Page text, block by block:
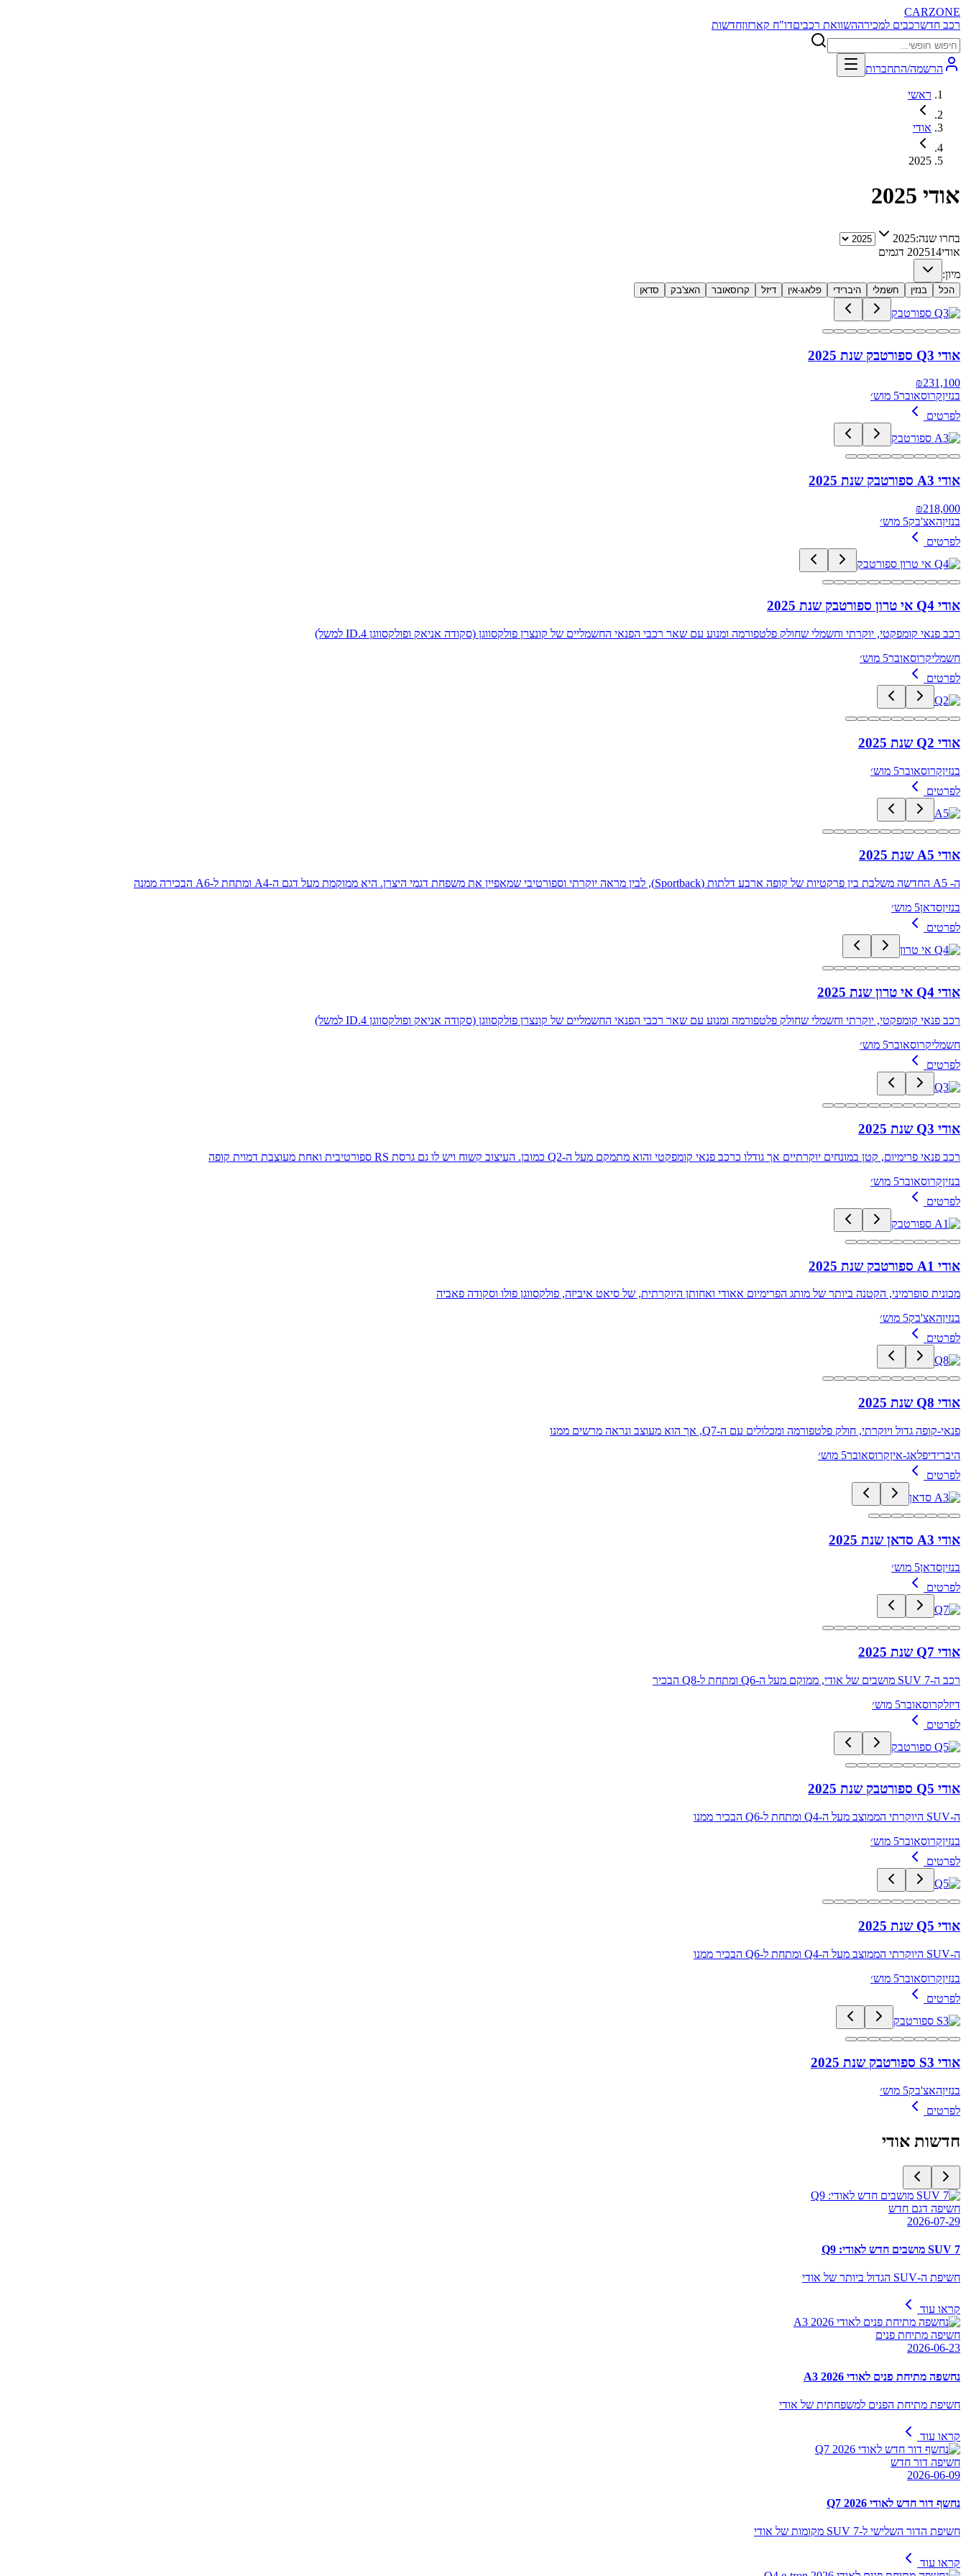
CARZONE
רכב חדשרכבים למכירההשוואת רכביםדו"ח קארזוןחדשות
הרשמה/התחברות
ראשי
אודי
2025
אודי 2025
בחרו שנה:2025
אודי
202514
דגמים
מיון:
הכל בנזין חשמלי היברידי פלאג-אין דיזל קרוסאובר האצ'בק סדאן
אודי Q3 ספורטבק שנת 2025
₪231,100
בנזיןקרוסאובר5 מוש׳
לפרטים
אודי A3 ספורטבק שנת 2025
₪218,000
בנזיןהאצ'בק5 מוש׳
לפרטים
אודי Q4 אי טרון ספורטבק שנת 2025
רכב פנאי קומפקטי, יוקרתי וחשמלי שחולק פלטפורמה ומנוע עם שאר רכבי הפנאי החשמליים של קונצרן פולקסווגן (סקודה אניאק ופולקסווגן ID.4 למשל)
חשמליקרוסאובר5 מוש׳
לפרטים
אודי Q2 שנת 2025
בנזיןקרוסאובר5 מוש׳
לפרטים
אודי A5 שנת 2025
ה- A5 החדשה משלבת בין פרקטיות של קופה ארבע דלתות (Sportback), לבין מראה יוקרתי וספורטיבי שמאפיין את משפחת דגמי היצרן. היא ממוקמת מעל דגם ה-A4 ומתחת ל-A6 הבכירה ממנה
בנזיןסדאן5 מוש׳
לפרטים
אודי Q4 אי טרון שנת 2025
רכב פנאי קומפקטי, יוקרתי וחשמלי שחולק פלטפורמה ומנוע עם שאר רכבי הפנאי החשמליים של קונצרן פולקסווגן (סקודה אניאק ופולקסווגן ID.4 למשל)
חשמליקרוסאובר5 מוש׳
לפרטים
אודי Q3 שנת 2025
רכב פנאי פרימיום, קטן במונחים יוקרתיים אך גודלו כרכב פנאי קומפקטי והוא מתמקם מעל ה-Q2 כמובן. העיצוב קשוח ויש לו גם גרסת RS ספורטיבית ואחת מעוצבת דמוית קופה
בנזיןקרוסאובר5 מוש׳
לפרטים
אודי A1 ספורטבק שנת 2025
מכונית סופרמיני, הקטנה ביותר של מותג הפרימיום אאודי ואחותן היוקרתית, של סיאט איביזה, פולקסווגן פולו וסקודה פאביה
בנזיןהאצ'בק5 מוש׳
לפרטים
אודי Q8 שנת 2025
פנאי-קופה גדול ויוקרתי, חולק פלטפורמה ומכלולים עם ה-Q7, אך הוא מעוצב ונראה מרשים ממנו
היברידיפלאג-איןקרוסאובר5 מוש׳
לפרטים
אודי A3 סדאן שנת 2025
בנזיןסדאן5 מוש׳
לפרטים
אודי Q7 שנת 2025
רכב ה-SUV 7 מושבים של אודי, ממוקם מעל ה-Q6 ומתחת ל-Q8 הבכיר
דיזלקרוסאובר5 מוש׳
לפרטים
אודי Q5 ספורטבק שנת 2025
ה-SUV היוקרתי הממוצב מעל ה-Q4 ומתחת ל-Q6 הבכיר ממנו
בנזיןקרוסאובר5 מוש׳
לפרטים
אודי Q5 שנת 2025
ה-SUV היוקרתי הממוצב מעל ה-Q4 ומתחת ל-Q6 הבכיר ממנו
בנזיןקרוסאובר5 מוש׳
לפרטים
אודי S3 ספורטבק שנת 2025
בנזיןהאצ'בק5 מוש׳
לפרטים
חדשות אודי
חשיפה דגם חדש
2026-07-29
SUV 7 מושבים חדש לאודי: Q9
חשיפת ה-SUV הגדול ביותר של אודי
קראו עוד
חשיפה מתיחת פנים
2026-06-23
נחשפה מתיחת פנים לאודי A3 2026
חשיפת מתיחת הפנים למשפחתית של אודי
קראו עוד
חשיפה דור חדש
2026-06-09
נחשף דור חדש לאודי Q7 2026
חשיפת הדור השלישי ל-SUV 7 מקומות של אודי
קראו עוד